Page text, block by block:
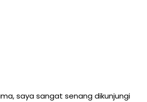
saya sangat senang dikunjungi